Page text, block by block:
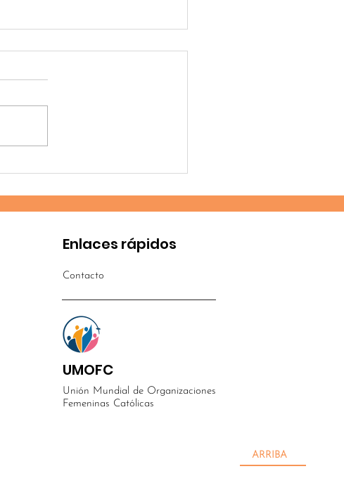
Un camino de esperanza
Deep Sea
Enlaces rápidos
Contacto
UMOFC
Unión Mundial de Organizaciones
Femeninas Católicas
ARRIBA